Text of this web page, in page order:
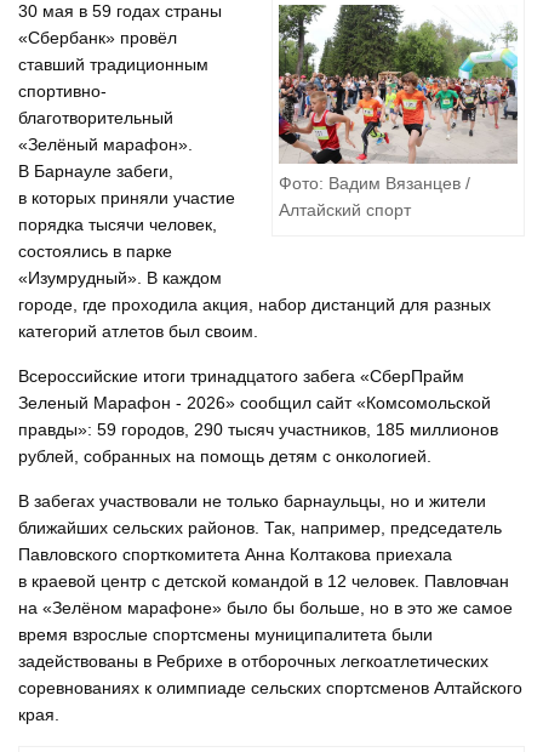
Фото: Вадим Вязанцев /
Алтайский спорт
30 мая в 59 годах страны
«Сбербанк» провёл
ставший традиционным
спортивно-
благотворительный
«Зелёный марафон».
В Барнауле забеги,
в которых приняли участие
порядка тысячи человек,
состоялись в парке
«Изумрудный». В каждом
городе, где проходила акция, набор дистанций для разных
категорий атлетов был своим.
Всероссийские итоги тринадцатого забега «СберПрайм
Зеленый Марафон - 2026» сообщил сайт «Комсомольской
правды»: 59 городов, 290 тысяч участников, 185 миллионов
рублей, собранных на помощь детям с онкологией.
В забегах участвовали не только барнаульцы, но и жители
ближайших сельских районов. Так, например, председатель
Павловского спорткомитета Анна Колтакова приехала
в краевой центр с детской командой в 12 человек. Павловчан
на «Зелёном марафоне» было бы больше, но в это же самое
время взрослые спортсмены муниципалитета были
задействованы в Ребрихе в отборочных легкоатлетических
соревнованиях к олимпиаде сельских спортсменов Алтайского
края.